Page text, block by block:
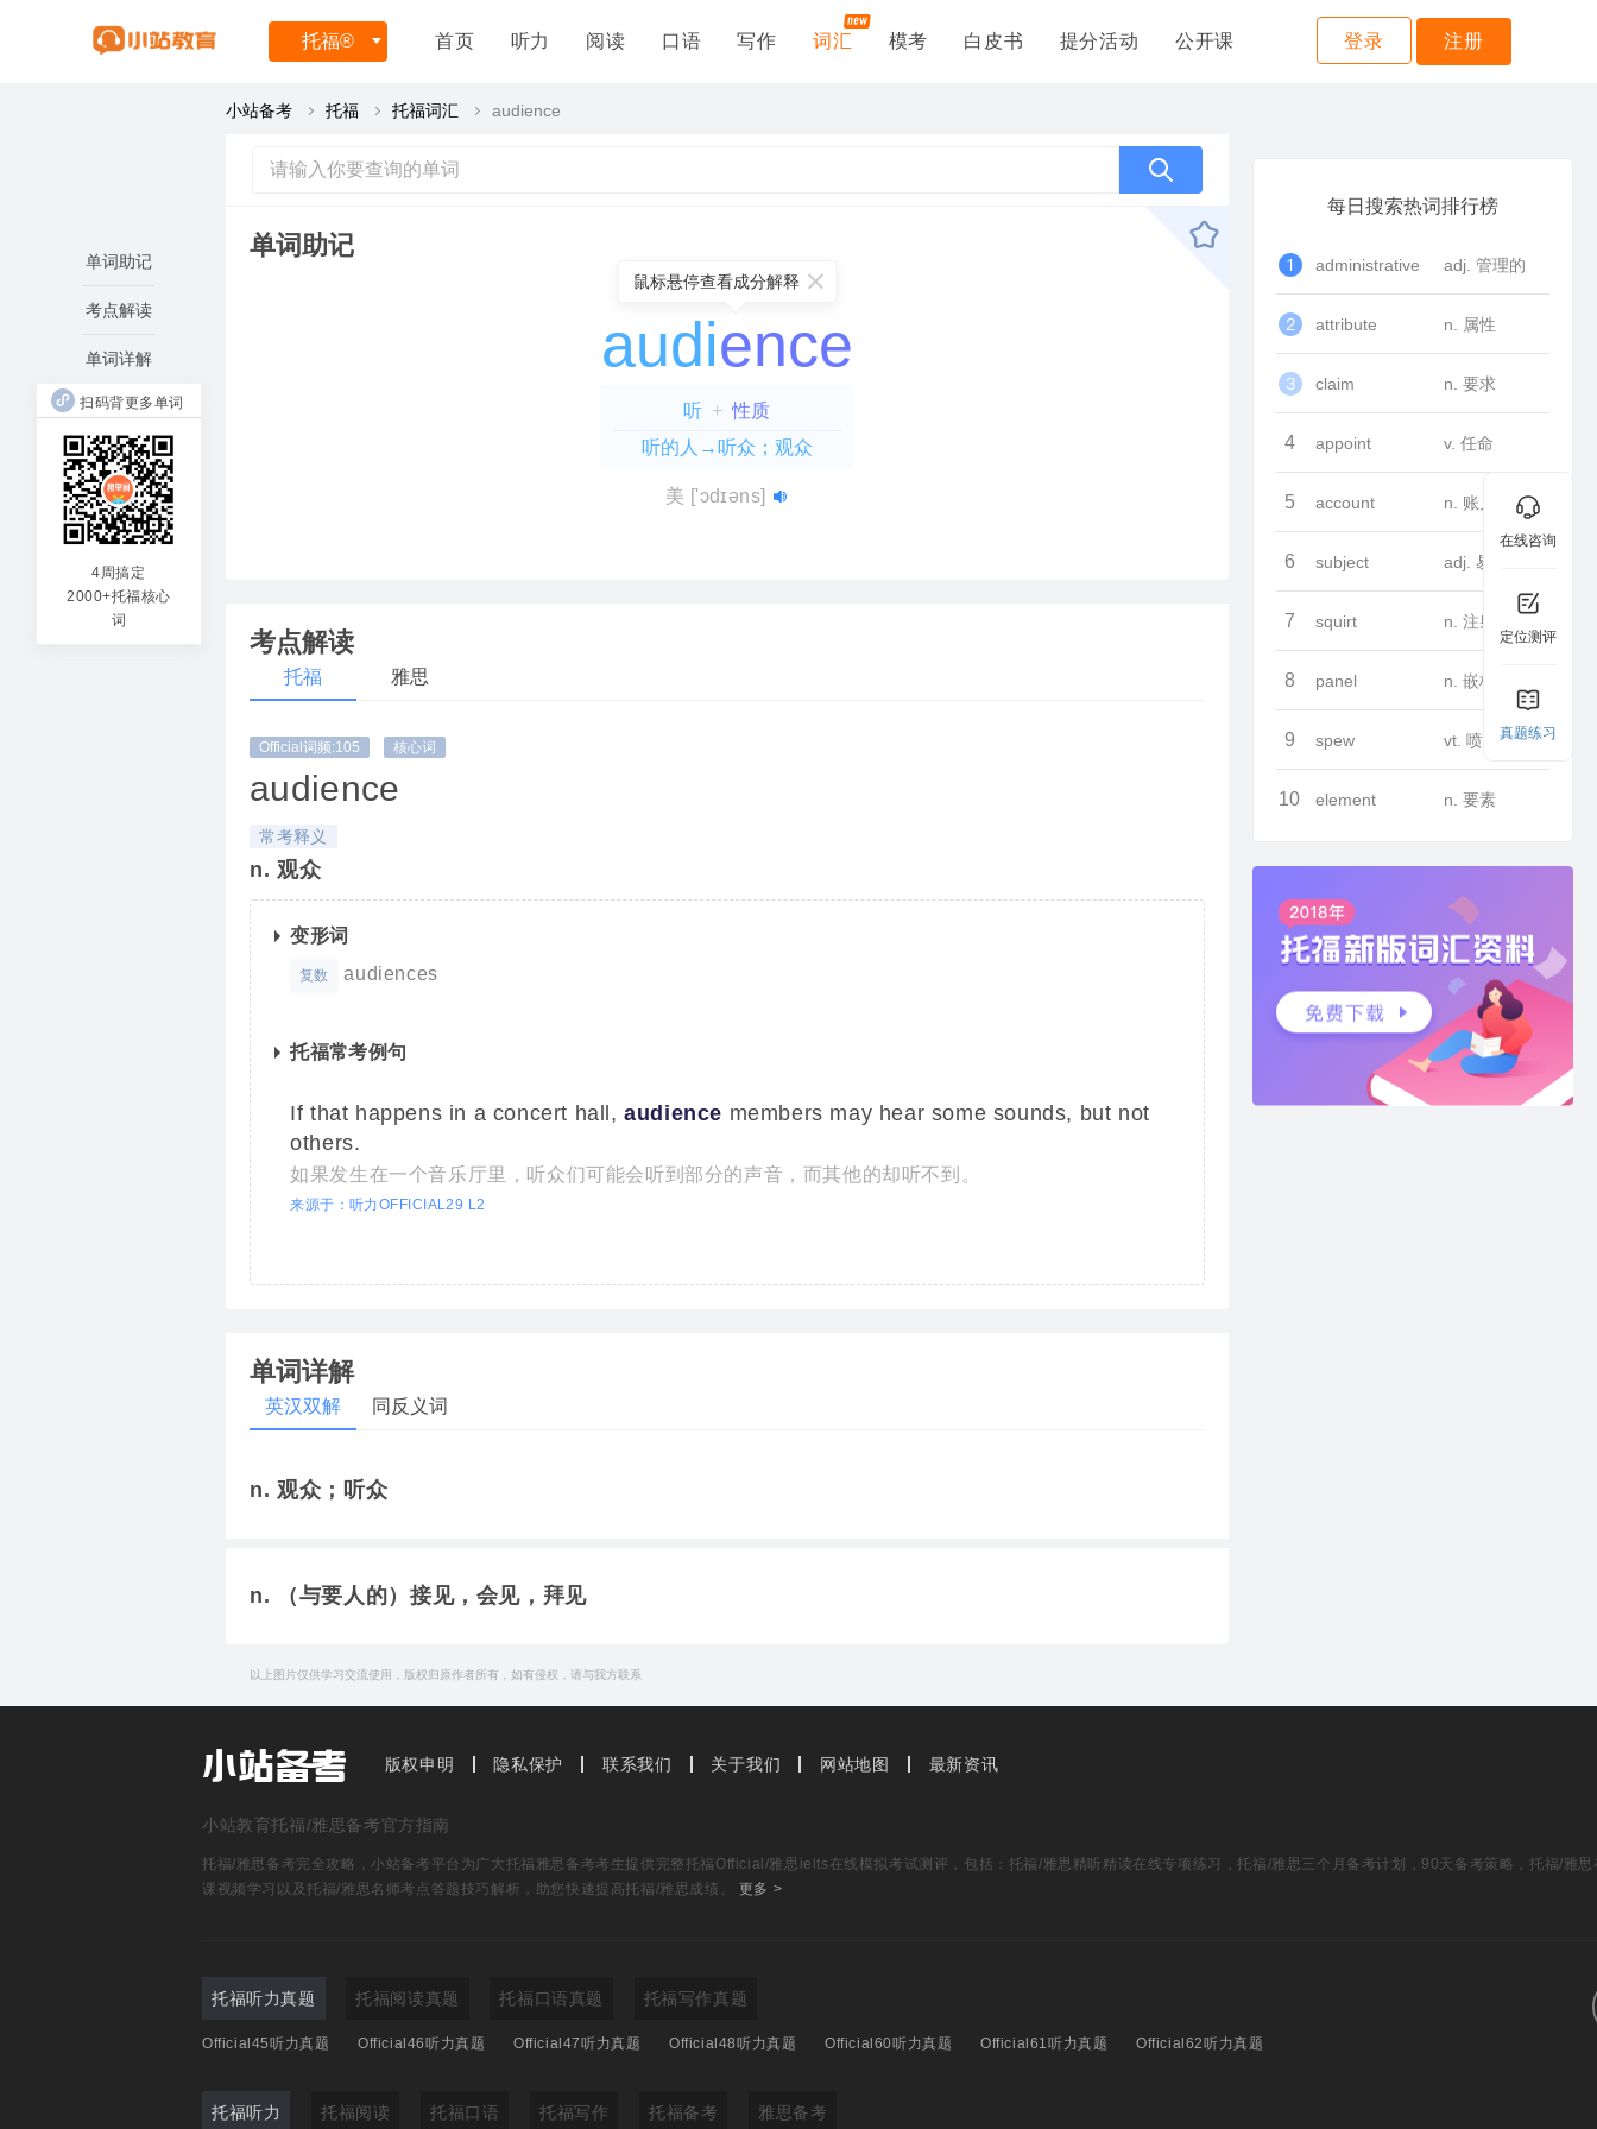
托福® 首页 听力 阅读 口语 写作 词汇 模考 白皮书 提分活动 公开课 登录 注册
小站备考 托福 托福词汇 audience
单词助记
考点解读
单词详解
扫码背更多单词
4周搞定
2000+托福核心
词
单词助记
鼠标悬停查看成分解释
audience
听
听的地方→观众席；礼堂
+ 性质
听的人→听众；观众
美 ['ɔdɪəns]
考点解读
托福 雅思
Official词频:105 核心词
audience
常考释义
n. 观众
变形词
复数 audiences
托福常考例句
If that happens in a concert hall,audience members may hear some sounds, but not
others.
如果发生在一个音乐厅里，听众们可能会听到部分的声音，而其他的却听不到。
来源于：听力OFFICIAL29 L2
单词详解
英汉双解 同反义词
n. 观众；听众
n. （与要人的）接见，会见，拜见
以上图片仅供学习交流使用，版权归原作者所有，如有侵权，请与我方联系
每日搜索热词排行榜
administrative adj. 管理的
attribute n. 属性
claim n. 要求
4 appoint v. 任命
5 account n. 账户
6 subject
7 squirt n. 注射器
8 panel n. 嵌板
9 spew vt. 喷出
10 element n. 要素
版权申明 隐私保护 联系我们 关于我们 网站地图 最新资讯
小站教育托福/雅思备考官方指南
托福/雅思备考完全攻略，小站备考平台为广大托福雅思备考考生提供完整托福Official/雅思ielts在线模拟考试测评，包括：托福/雅思精听精读在线专项练习，托福/雅思三个月备考计划，90天备考策略，托福/雅思
课视频学习以及托福/雅思名师考点答题技巧解析，助您快速提高托福/雅思成绩。 更多 >
托福听力真题 托福阅读真题 托福口语真题 托福写作真题
Official45听力真题 Official46听力真题 Official47听力真题 Official48听力真题 Official60听力真题 Official61听力真题 Official62听力真题
托福听力 托福阅读 托福口语 托福写作 托福备考 雅思备考
在线咨询
定位测评
真题练习